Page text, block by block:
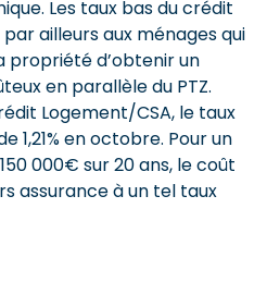
Les taux bas du crédit
ailleurs aux ménages qui
propriété d’obtenir un
en parallèle du PTZ.
Logement/CSA, le taux
1,21% en octobre. Pour un
000€ sur 20 ans, le coût
assurance à un tel taux